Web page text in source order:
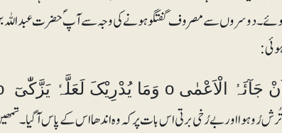
دوسروں سے مصروف گفتگو ہونے کی وجہ سے آپؐ حضرت عبداللہ بن
تُرش رُو ہوا اور بے رُخی برتی اس بات پر کہ وہ اندھا اس کے پاس آگیا۔